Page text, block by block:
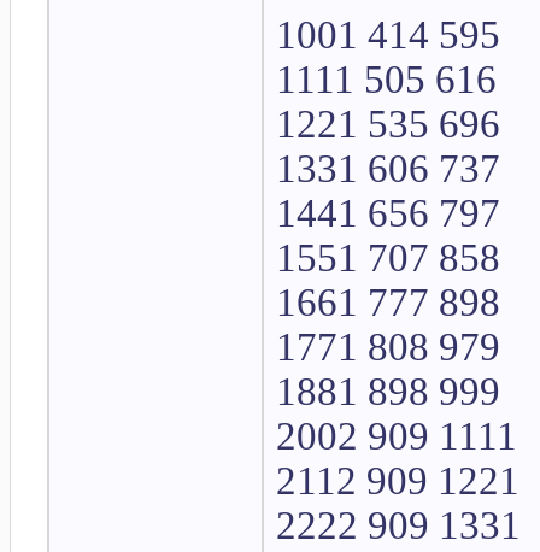
1001 414 595
1111 505 616
1221 535 696
1331 606 737
1441 656 797
1551 707 858
1661 777 898
1771 808 979
1881 898 999
2002 909 1111
2112 909 1221
2222 909 1331